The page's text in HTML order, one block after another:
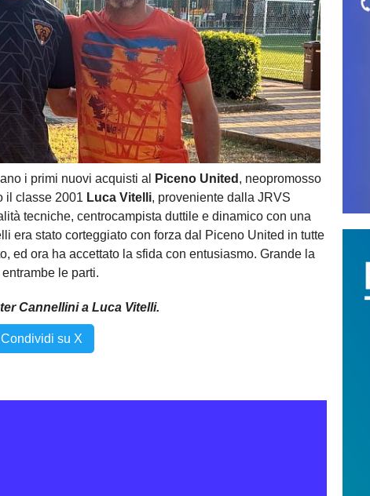
i primi nuovi acquisti al Piceno United , neopromosso
il classe 2001 Luca Vitelli, proveniente dalla JRVS
tecniche, centrocampista duttile e dinamico con una
era stato corteggiato con forza dal Piceno United in tutte
ed ora ha accettato la sfida con entusiasmo. Grande la
le parti.
Cannellini a Luca Vitelli.
Condividi su X